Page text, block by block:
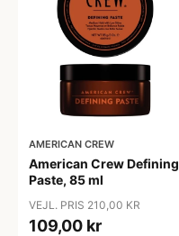
AMERICAN CREW
American Crew Defining
Paste, 85 ml
VEJL. PRIS 210,00 KR
109,00 kr